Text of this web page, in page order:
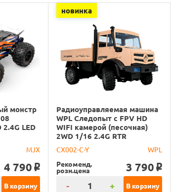
монстр
LED
MJX
4 790 o
В корзину
новинка
Радиоуправляемая машина
WPL Следопыт с FPV HD
WIFI камерой (песочная)
2WD 1/16 2.4G RTR
CX002-C-Y
WPL
Рекоменд.
розн.цена 3 790 o
- + В корзину